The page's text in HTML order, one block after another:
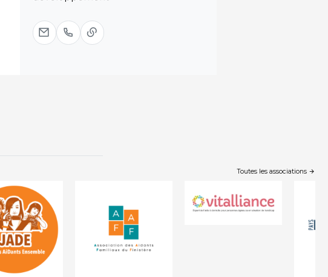
Toutes les associations